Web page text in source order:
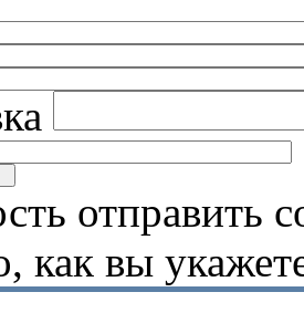
отправить
как вы